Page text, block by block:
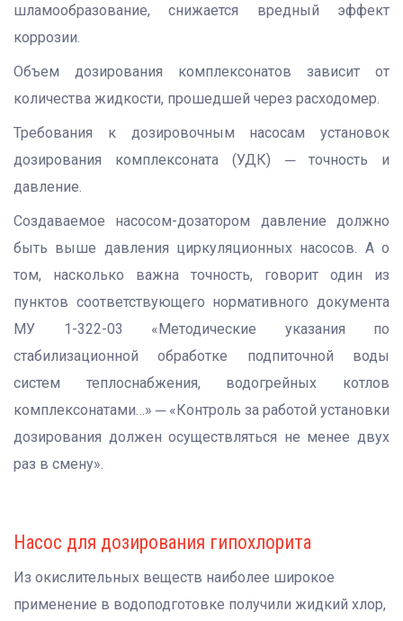
шламообразование, снижается вредный эффект
коррозии.
Объем дозирования комплексонатов зависит от
количества жидкости, прошедшей через расходомер.
Требования к дозировочным насосам установок
дозирования комплексоната (УДК) ─ точность и
давление.
Создаваемое насосом-дозатором давление должно
быть выше давления циркуляционных насосов. А о
том, насколько важна точность, говорит один из
пунктов соответствующего нормативного документа
МУ 1-322-03 «Методические указания по
стабилизационной обработке подпиточной воды
систем теплоснабжения, водогрейных котлов
комплексонатами…» ─ «Контроль за работой установки
дозирования должен осуществляться не менее двух
раз в смену».
Насос для дозирования гипохлорита
Из окислительных веществ наиболее широкое
применение в водоподготовке получили жидкий хлор,